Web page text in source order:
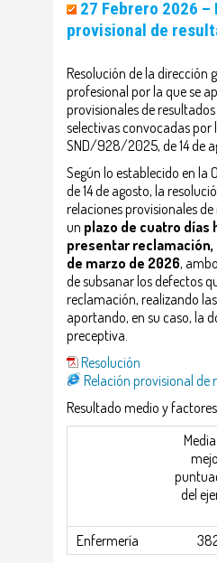
27 Febrero 2026 –
provisional de
Resolución de la dirección
profesional por la que se
provisionales de
selectivas convocadas por
SND/928/2025, de 14 de
Según lo establecido en la
de 14 de agosto, la
relaciones provisionales
un plazo de cuatro días
presentar reclamación,
de marzo de 2026,
de subsanar los defectos
reclamación, realizando
aportando, en su caso, la
preceptiva.
Resolución
Relación provisional de
Resultado medio y
del
Enfermería